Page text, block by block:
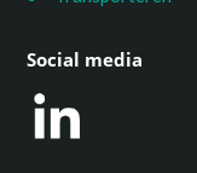
Social media